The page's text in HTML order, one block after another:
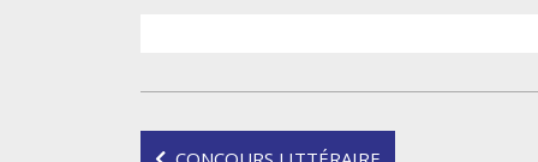
Navigation